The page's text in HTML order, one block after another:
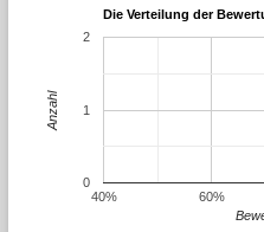
Die Verteilung der
40% 60%
0
1
2
Anzahl